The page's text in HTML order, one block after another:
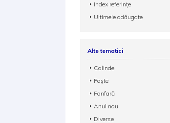
Index referințe
Ultimele adăugate
Alte tematici
Colinde
Paște
Fanfară
Anul nou
Diverse